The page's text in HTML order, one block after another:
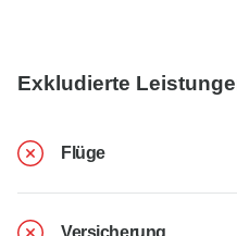
Exkludierte
Flüge